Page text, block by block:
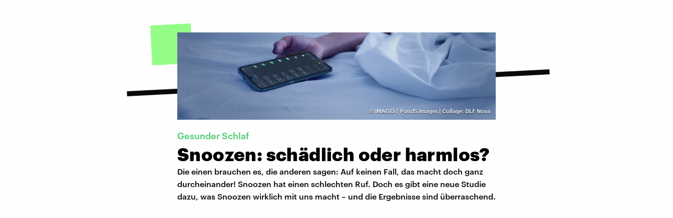
© IMAGO / Pond5 Images | Collage: DLF Nova
Gesunder Schlaf
Snoozen: schädlich oder harmlos?
Die einen brauchen es, die anderen sagen: Auf keinen Fall, das macht doch ganz
durcheinander! Snoozen hat einen schlechten Ruf. Doch es gibt eine neue Studie
dazu, was Snoozen wirklich mit uns macht – und die Ergebnisse sind überraschend.